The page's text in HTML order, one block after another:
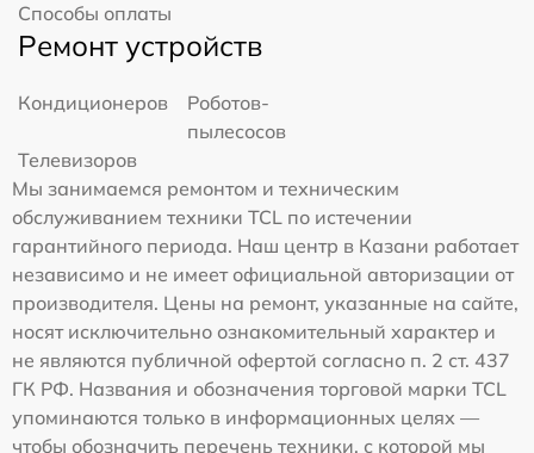
Способы оплаты
Ремонт устройств
Кондиционеров
Роботов-
пылесосов
Телевизоров
Мы занимаемся ремонтом и техническим
обслуживанием техники TCL по истечении
гарантийного периода. Наш центр в Казани работает
независимо и не имеет официальной авторизации от
производителя. Цены на ремонт, указанные на сайте,
носят исключительно ознакомительный характер и
не являются публичной офертой согласно п. 2 ст. 437
ГК РФ. Названия и обозначения торговой марки TCL
упоминаются только в информационных целях —
чтобы обозначить перечень техники, с которой мы